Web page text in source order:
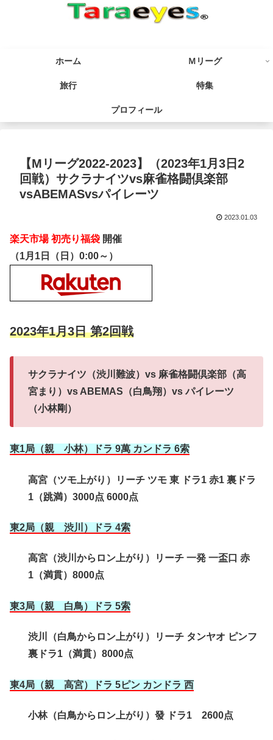
ホーム Ｍリーグ
旅行 特集
プロフィール
【Mリーグ2022-2023】（2023年1月3日2
回戦）サクラナイツvs麻雀格闘倶楽部
vsABEMASvsパイレーツ
2023.01.03
楽天市場 初売り福袋 開催
（1月1日（日）0:00～）
2023年1月3日 第2回戦
サクラナイツ（渋川難波）vs 麻雀格闘倶楽部（高
宮まり）vs ABEMAS（白鳥翔）vs パイレーツ
（小林剛）
東1局（親 小林）ドラ 9萬 カンドラ 6索
高宮（ツモ上がり）リーチ ツモ 東 ドラ1 赤1 裏ドラ
1（跳満）3000点 6000点
東2局（親 渋川）ドラ 4索
高宮（渋川からロン上がり）リーチ 一発 一盃口 赤
1（満貫）8000点
東3局（親 白鳥）ドラ 5索
渋川（白鳥からロン上がり）リーチ タンヤオ ピンフ
裏ドラ1（満貫）8000点
東4局（親 高宮）ドラ 5ピン カンドラ 西
小林（白鳥からロン上がり）發 ドラ1 2600点